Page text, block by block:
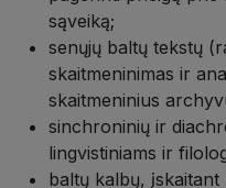
sąveiką;
senųjų baltų tekstų
skaitmeninimas ir
skaitmeninius
sinchroninių ir
lingvistiniams ir
baltų kalbų, įskaitant